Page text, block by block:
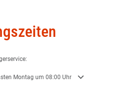
oder Schließzeiten auszublenden
Montag um 08:00 Uhr